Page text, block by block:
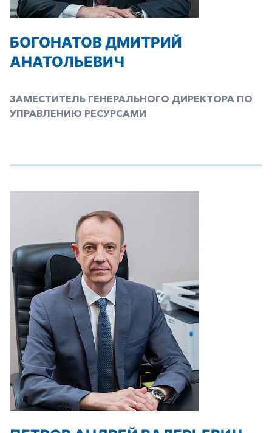
БОГОНАТОВ ДМИТРИЙ
АНАТОЛЬЕВИЧ
ЗАМЕСТИТЕЛЬ ГЕНЕРАЛЬНОГО ДИРЕКТОРА ПО
УПРАВЛЕНИЮ РЕСУРСАМИ